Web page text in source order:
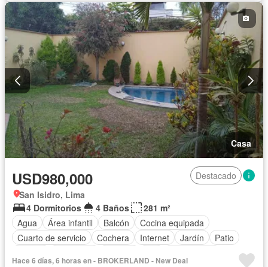
Cochera
Gas natural Gimnasio Internet
Jacuzzi
Jardín
Patio Piscina Vigilante Sauna
Seguridad
Terraza
Vista panorámica Wifi Sin amoblar
Casa
USD980,000
Destacado
San Isidro, Lima
4 Dormitorios
4 Baños
281 m²
Agua
Área infantil Balcón
Cocina equipada
Cuarto de servicio
Cochera Internet Jardín
Patio
Hace 6 días, 6 horas en - BROKERLAND - New Deal